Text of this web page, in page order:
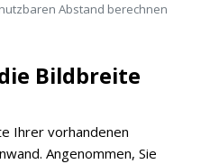
Abstand berechnen
Bildbreite
Ihrer vorhandenen
Angenommen, Sie